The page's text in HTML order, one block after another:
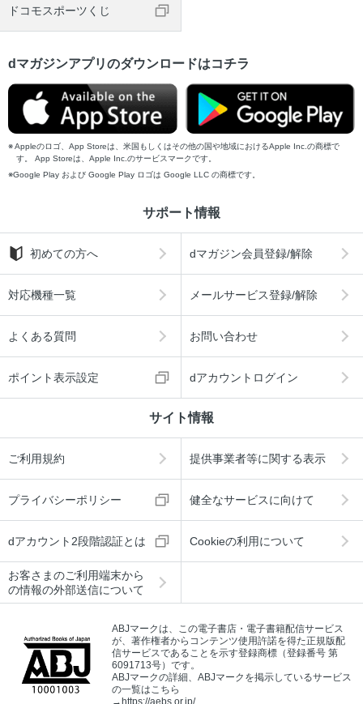
ドコモスポーツくじ
dマガジンアプリのダウンロードはコチラ
Appleのロゴ、App Storeは、米国もしくはその他の国や地域におけるApple Inc.の商標で
す。 App Storeは、Apple Inc.のサービスマークです。
Google Play および Google Play ロゴは Google LLC の商標です。
サポート情報
初めての方へ dマガジン会員登録/解除
対応機種一覧 メールサービス登録/解除
よくある質問 お問い合わせ
ポイント表示設定 dアカウントログイン
サイト情報
ご利用規約 提供事業者等に関する表示
プライバシーポリシー 健全なサービスに向けて
dアカウント2段階認証とは Cookieの利用について
お客さまのご利用端末から
の情報の外部送信について
ABJマークは、この電子書店・電子書籍配信サービス
が、著作権者からコンテンツ使用許諾を得た正規版配
信サービスであることを示す登録商標（登録番号 第
6091713号）です。
ABJマークの詳細、ABJマークを掲示しているサービス
の一覧はこちら
→https://aebs.or.jp/